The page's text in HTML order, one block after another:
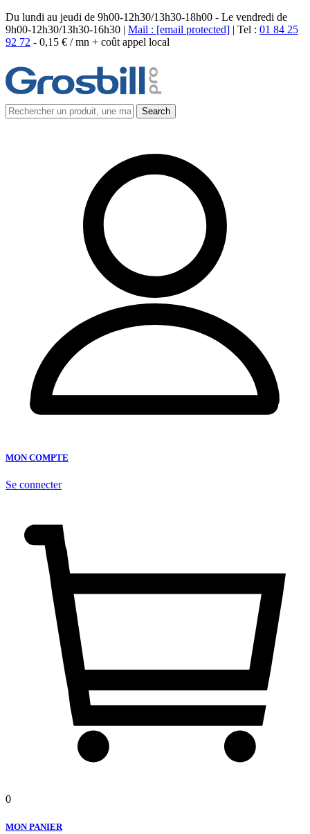
Du lundi au jeudi de 9h00-12h30/13h30-18h00 - Le vendredi de
9h00-12h30/13h30-16h30 | Mail : [email protected] | Tel : 01 84 25
92 72 - 0,15 € / mn + coût appel local
MON COMPTE
Se connecter
0
MON PANIER